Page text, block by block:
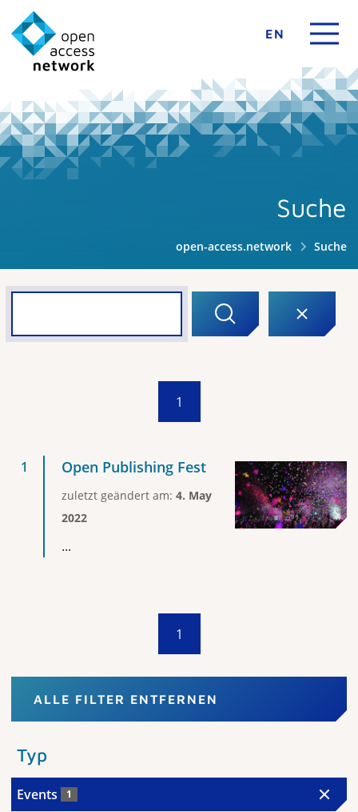
EN
Suche
open-access.network Suche
1
Open Publishing Fest
zuletzt geändert am: 4. May
2022
...
1
ALLE FILTER ENTFERNEN
Typ
Events 1